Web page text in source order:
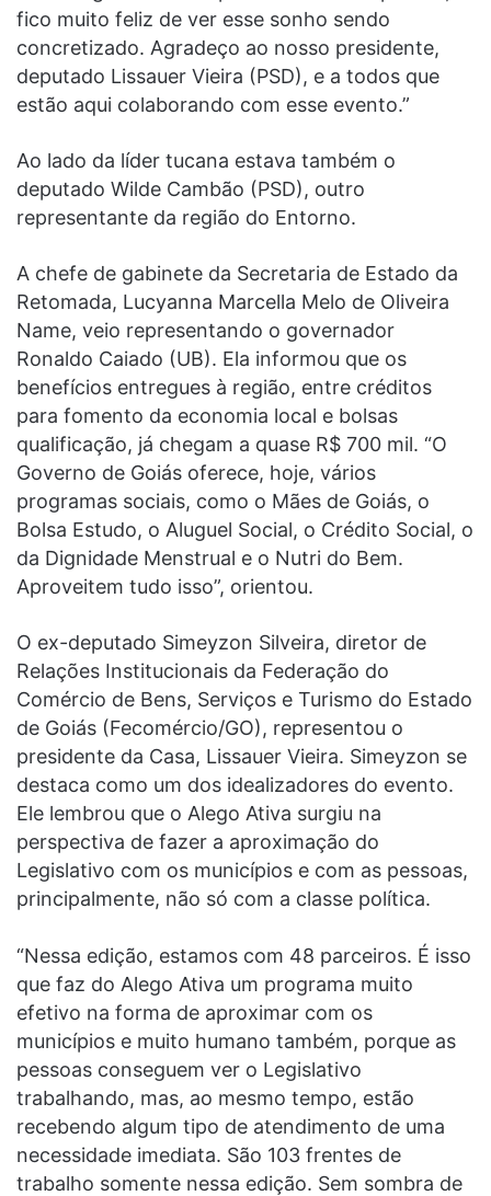
fico muito feliz de ver esse sonho sendo
concretizado. Agradeço ao nosso presidente,
deputado Lissauer Vieira (PSD), e a todos que
estão aqui colaborando com esse evento.”
Ao lado da líder tucana estava também o
deputado Wilde Cambão (PSD), outro
representante da região do Entorno.
A chefe de gabinete da Secretaria de Estado da
Retomada, Lucyanna Marcella Melo de Oliveira
Name, veio representando o governador
Ronaldo Caiado (UB). Ela informou que os
benefícios entregues à região, entre créditos
para fomento da economia local e bolsas
qualificação, já chegam a quase R$ 700 mil. “O
Governo de Goiás oferece, hoje, vários
programas sociais, como o Mães de Goiás, o
Bolsa Estudo, o Aluguel Social, o Crédito Social, o
da Dignidade Menstrual e o Nutri do Bem.
Aproveitem tudo isso”, orientou.
O ex-deputado Simeyzon Silveira, diretor de
Relações Institucionais da Federação do
Comércio de Bens, Serviços e Turismo do Estado
de Goiás (Fecomércio/GO), representou o
presidente da Casa, Lissauer Vieira. Simeyzon se
destaca como um dos idealizadores do evento.
Ele lembrou que o Alego Ativa surgiu na
perspectiva de fazer a aproximação do
Legislativo com os municípios e com as pessoas,
principalmente, não só com a classe política.
“Nessa edição, estamos com 48 parceiros. É isso
que faz do Alego Ativa um programa muito
efetivo na forma de aproximar com os
municípios e muito humano também, porque as
pessoas conseguem ver o Legislativo
trabalhando, mas, ao mesmo tempo, estão
recebendo algum tipo de atendimento de uma
necessidade imediata. São 103 frentes de
trabalho somente nessa edição. Sem sombra de